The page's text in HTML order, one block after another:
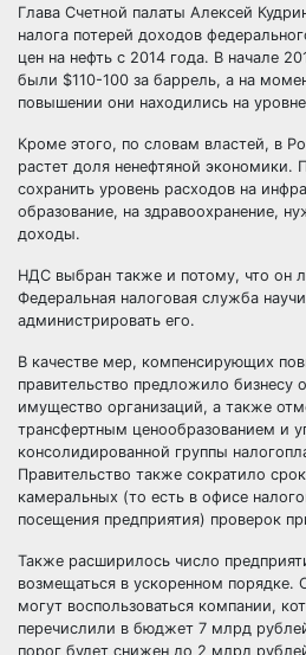
Глава Счетной палаты Алексей
налога потерей доходов
цен на нефть с 2014 года. В начале
были $110-100 за баррель, а на
повышении они находились на
Кроме этого, по словам властей, в
растет доля ненефтяной экономики.
сохранить уровень расходов на
образование, на здравоохранение,
доходы.
НДС выбран также и потому, что он
Федеральная налоговая служба
администрировать его.
В качестве мер, компенсирующих
правительство предложило бизнесу
имущество организаций, а также
трансфертным ценообразованием и
консолидированной группы
Правительство также сократило
камеральных (то есть в офисе
посещения предприятия) проверок
Также расширилось число
возмещаться в ускоренном порядке.
могут воспользоваться компании,
перечислили в бюджет 7 млрд
порог будет снижен до 2 млрд